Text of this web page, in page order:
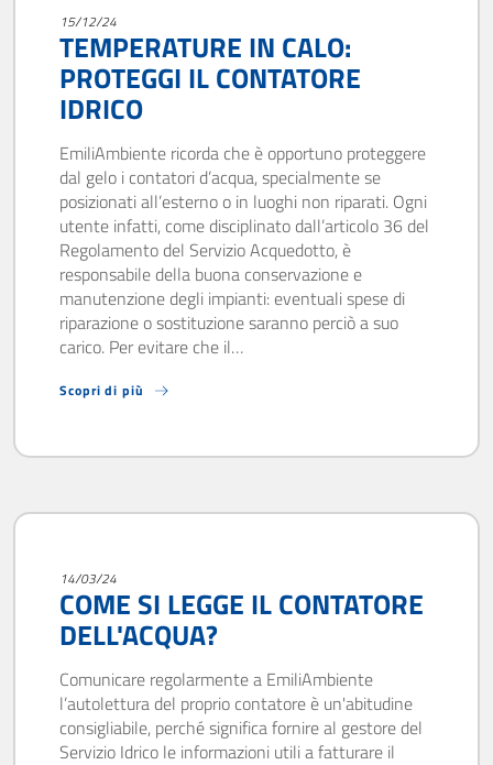
15/12/24
TEMPERATURE IN CALO:
PROTEGGI IL CONTATORE
IDRICO
EmiliAmbiente ricorda che è opportuno proteggere
dal gelo i contatori d’acqua, specialmente se
posizionati all’esterno o in luoghi non riparati. Ogni
utente infatti, come disciplinato dall’articolo 36 del
Regolamento del Servizio Acquedotto, è
responsabile della buona conservazione e
manutenzione degli impianti: eventuali spese di
riparazione o sostituzione saranno perciò a suo
carico. Per evitare che il…
Scopri di più
14/03/24
COME SI LEGGE IL CONTATORE
DELL'ACQUA?
Comunicare regolarmente a EmiliAmbiente
l’autolettura del proprio contatore è un'abitudine
consigliabile, perché significa fornire al gestore del
Servizio Idrico le informazioni utili a fatturare il